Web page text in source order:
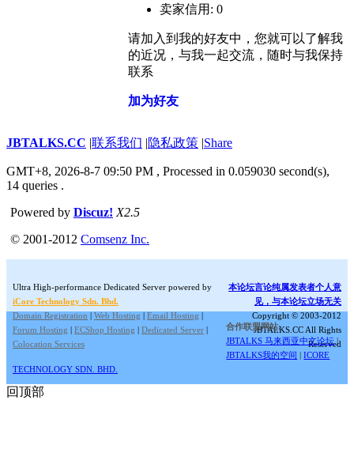
卖家信用: 0
请加入到我的好友中，您就可以了解我
的近况，与我一起交流，随时与我保持
联系
加为好友
JBTALKS.CC |联系我们 |隐私政策 |Share
GMT+8, 2026-8-7 09:50 PM , Processed in 0.059030 second(s),
14 queries .
Powered by Discuz! X2.5
© 2001-2012 Comsenz Inc.
Ultra High-performance Dedicated Server powered by
iCore Technology Sdn. Bhd.
Domain Registration | Web Hosting | Email Hosting |
Forum Hosting | ECShop Hosting | Dedicated Server |
Colocation Services
本论坛言论纯属发表者个人意
见，与本论坛立场无关
Copyright © 2003-2012
JBTALKS.CC All Rights
Reserved
合作联盟网站:
JBTALKS 马来西亚中文论坛 |
JBTALKS我的空间 |ICORE
TECHNOLOGY SDN. BHD.
回顶部